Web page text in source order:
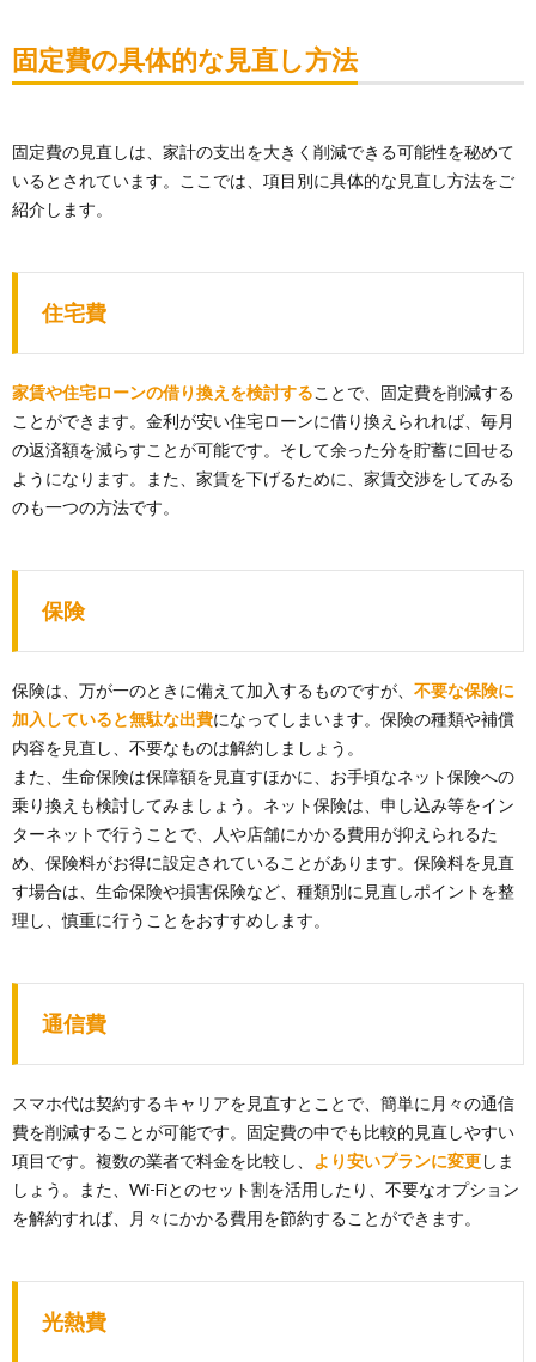
固定費の具体的な見直し方法
固定費の見直しは、家計の支出を大きく削減できる可能性を秘めて
いるとされています。ここでは、項目別に具体的な見直し方法をご
紹介します。
住宅費
家賃や住宅ローンの借り換えを検討することで、固定費を削減する
ことができます。金利が安い住宅ローンに借り換えられれば、毎月
の返済額を減らすことが可能です。そして余った分を貯蓄に回せる
ようになります。また、家賃を下げるために、家賃交渉をしてみる
のも一つの方法です。
保険
保険は、万が一のときに備えて加入するものですが、 不要な保険に
加入していると無駄な出費になってしまいます。保険の種類や補償
内容を見直し、不要なものは解約しましょう。
また、生命保険は保障額を見直すほかに、お手頃なネット保険への
乗り換えも検討してみましょう。ネット保険は、申し込み等をイン
ターネットで行うことで、人や店舗にかかる費用が抑えられるた
め、保険料がお得に設定されていることがあります。保険料を見直
す場合は、生命保険や損害保険など、種類別に見直しポイントを整
理し、慎重に行うことをおすすめします。
通信費
スマホ代は契約するキャリアを見直すとことで、簡単に月々の通信
費を削減することが可能です。固定費の中でも比較的見直しやすい
項目です。複数の業者で料金を比較し、
より安いプランに変更しま
しょう。また、Wi-Fiとのセット割を活用したり、不要なオプション
を解約すれば、月々にかかる費用を節約することができます。
光熱費